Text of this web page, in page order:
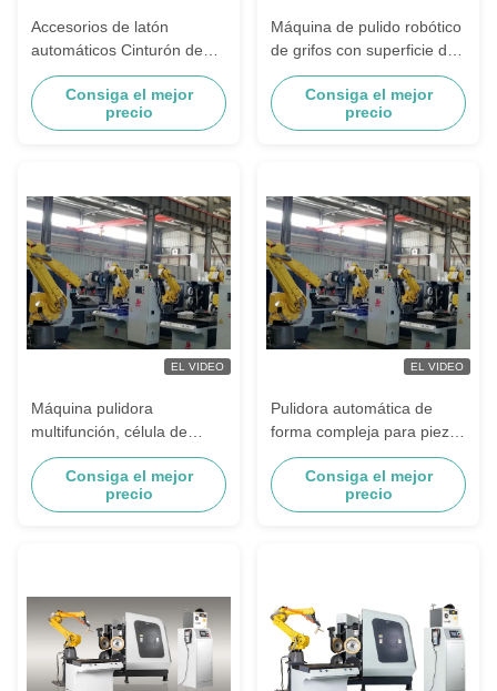
Accesorios de latón
automáticos Cinturón de
superficie de metal
rectificador robótico de
tuberías manija máquina
Consiga el mejor
precio
Máquina de pulido robótico
de grifos con superficie de
cobre, fácil de operar con
sistema automático
Consiga el mejor
precio
EL VIDEO
Máquina pulidora
multifunción, célula de
pulido robótica para
Hardware de grifo
Consiga el mejor
precio
EL VIDEO
Pulidora automática de
forma compleja para piezas
de Metal, sistema de Robot
de pulido de grifo de
Material de aleación de
Consiga el mejor
precio